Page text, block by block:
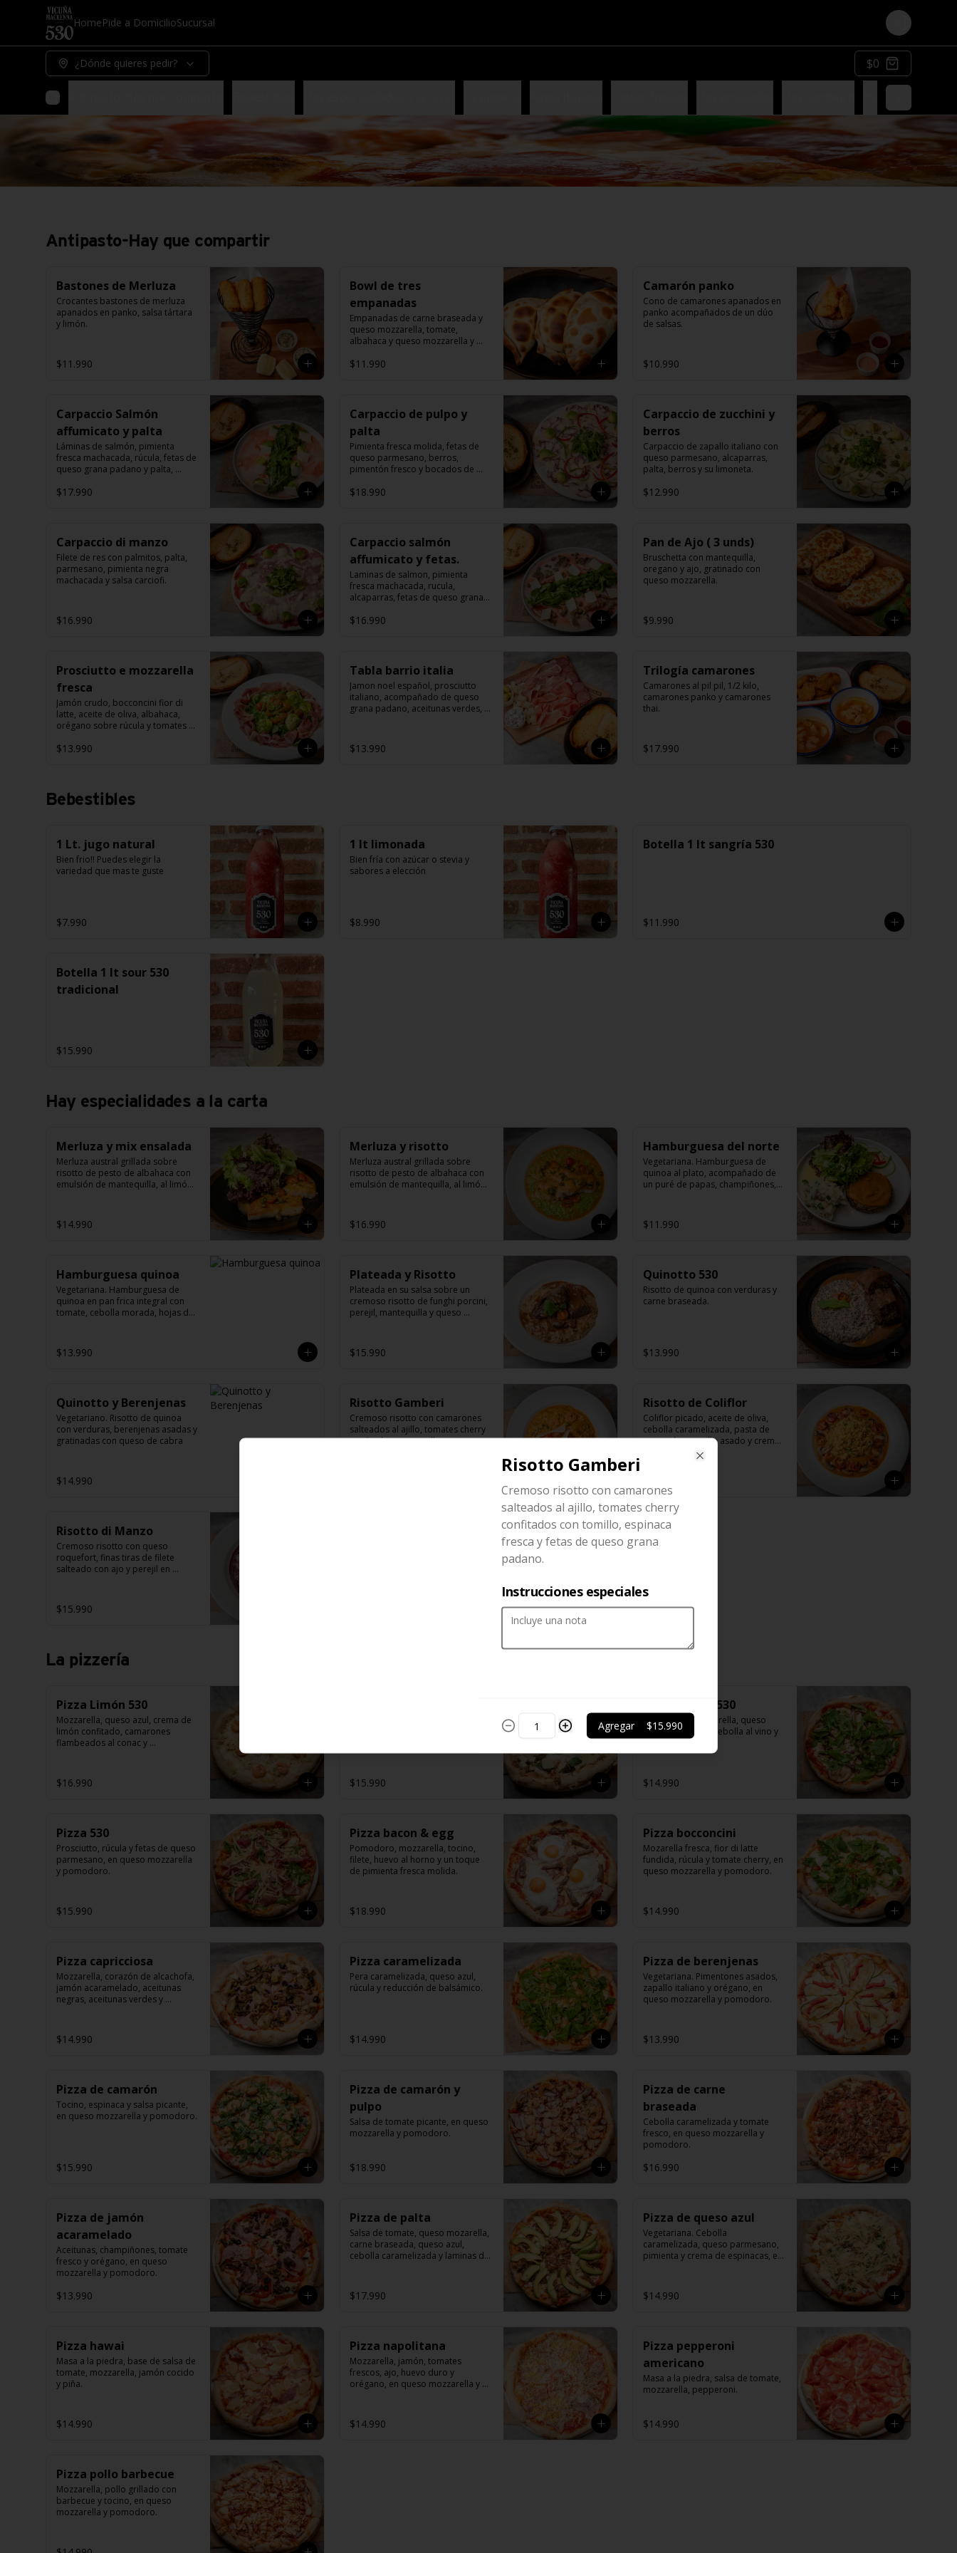
HomePide a DomicilioSucursal Login
¿Dónde quieres pedir? $0
Antipasto-Hay que compartir
Bastones de Merluza
Crocantes bastones de merluza
apanados en panko, salsa tártara
y limón.
$11.990
Bowl de tres
empanadas
Empanadas de carne braseada y
queso mozzarella, tomate,
albahaca y queso mozzarella y
$11.990
Camarón panko
Cono de camarones apanados en
panko acompañados de un dúo
de salsas.
$10.990
Carpaccio Salmón
affumicato y palta
Láminas de salmón, pimienta
fresca machacada, rúcula, fetas de
queso grana padano y palta,
$17.990
Carpaccio de pulpo y
palta
Pimienta fresca molida, fetas de
queso parmesano, berros,
pimentón fresco y bocados de
$18.990
Carpaccio de zucchini y
berros
Carpaccio de zapallo italiano con
queso parmesano, alcaparras,
palta, berros y su limoneta.
$12.990
Carpaccio di manzo
Filete de res con palmitos, palta,
parmesano, pimienta negra
machacada y salsa carciofi.
$16.990
Carpaccio salmón
affumicato y fetas.
Laminas de salmon, pimienta
fresca machacada, rucula,
alcaparras, fetas de queso grana
bruschettas.
$16.990
Pan de Ajo ( 3 unds)
Bruschetta con mantequilla,
oregano y ajo, gratinado con
queso mozzarella.
$9.990
Prosciutto e mozzarella
fresca
Jamón crudo, bocconcini fior di
latte, aceite de oliva, albahaca,
orégano sobre rúcula y tomates
$13.990
Tabla barrio italia
Jamon noel español, prosciutto
italiano, acompañado de queso
grana padano, aceitunas verdes,
$13.990
Trilogía camarones
Camarones al pil pil, 1/2 kilo,
camarones panko y camarones
thai.
$17.990
Bebestibles
1 Lt. jugo natural
Bien frio!! Puedes elegir la
variedad que mas te guste
$7.990
1 lt limonada
Bien fría con azúcar o stevia y
sabores a elección
$8.990
Botella 1 lt sangría 530
$11.990
Botella 1 lt sour 530
tradicional
$15.990
Hay especialidades a la carta
Merluza y mix ensalada
Merluza austral grillada sobre
risotto de pesto de albahaca con
emulsión de mantequilla, al limón
$14.990
Merluza y risotto
Merluza austral grillada sobre
risotto de pesto de albahaca con
emulsión de mantequilla, al limón
$16.990
Hamburguesa del norte
Vegetariana. Hamburguesa de
quinoa al plato, acompañado de
un puré de papas, champiñones,
$11.990
Hamburguesa quinoa
Vegetariana. Hamburguesa de
quinoa en pan frica integral con
tomate, cebolla morada, hojas de
$13.990
Plateada y Risotto
Plateada en su salsa sobre un
cremoso risotto de funghi porcini,
perejil, mantequilla y queso
$15.990
Quinotto 530
Risotto de quinoa con verduras y
carne braseada.
$13.990
Quinotto y Berenjenas
Vegetariano. Risotto de quinoa
con verduras, berenjenas asadas y
gratinadas con queso de cabra
$14.990
Risotto Gamberi
Cremoso risotto con camarones
salteados al ajillo, tomates cherry
confitados con tomillo, espinaca
Risotto de Coliflor
Coliflor picado, aceite de oliva,
cebolla caramelizada, pasta de
pimentón amarillo asado y crema
de zapallo. Acompañado de
tomates cherrys y champiñones
Risotto di Manzo
Cremoso risotto con queso
roquefort, finas tiras de filete
salteado con ajo y perejil en
$15.990
La pizzería
Pizza Limón 530
Mozzarella, queso azul, crema de
limón confitado, camarones
flambeados al conac y
$16.990 $15.990
Nueva pizza 530
Pomodoro, Mozzarella, queso
azul, berenjenas, cebolla al vino y
rucula.
$14.990
Pizza 530
Prosciutto, rúcula y fetas de queso
parmesano, en queso mozzarella
y pomodoro.
$15.990
Pizza bacon & egg
Pomodoro, mozzarella, tocino,
filete, huevo al horno y un toque
de pimienta fresca molida.
$18.990
Pizza bocconcini
Mozarella fresca, fior di latte
fundida, rúcula y tomate cherry, en
queso mozzarella y pomodoro.
$14.990
Pizza capricciosa
Mozzarella, corazón de alcachofa,
jamón acaramelado, aceitunas
negras, aceitunas verdes y
$14.990
Pizza caramelizada
Pera caramelizada, queso azul,
rúcula y reducción de balsámico.
$14.990
Pizza de berenjenas
Vegetariana. Pimentones asados,
zapallo italiano y orégano, en
queso mozzarella y pomodoro.
$13.990
Pizza de camarón
Tocino, espinaca y salsa picante,
en queso mozzarella y pomodoro.
$15.990
Pizza de camarón y
pulpo
Salsa de tomate picante, en queso
mozzarella y pomodoro.
$18.990
Pizza de carne
braseada
Cebolla caramelizada y tomate
fresco, en queso mozzarella y
pomodoro.
$16.990
Pizza de jamón
acaramelado
Aceitunas, champiñones, tomate
fresco y orégano, en queso
mozzarella y pomodoro.
$13.990
Pizza de palta
Salsa de tomate, queso mozarella,
carne braseada, queso azul,
cebolla caramelizada y laminas de
$17.990
Pizza de queso azul
Vegetariana. Cebolla
caramelizada, queso parmesano,
pimienta y crema de espinacas, en
$14.990
Pizza hawai
Masa a la piedra, base de salsa de
tomate, mozzarella, jamón cocido
y piña.
$14.990
Pizza napolitana
Mozzarella, jamón, tomates
frescos, ajo, huevo duro y
orégano, en queso mozzarella y
$14.990
Pizza pepperoni
americano
Masa a la piedra, salsa de tomate,
mozzarella, pepperoni.
$14.990
Pizza pollo barbecue
Mozzarella, pollo grillado con
barbecue y tocino, en queso
mozzarella y pomodoro.
Risotto Gamberi
Cremoso risotto con camarones
salteados al ajillo, tomates cherry
confitados con tomillo, espinaca
fresca y fetas de queso grana
padano.
Instrucciones especiales
Agregar $15.990